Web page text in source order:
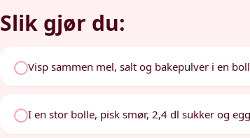
Slik gjør du:
Visp sammen mel, salt og bakepulver i en
I en stor bolle, pisk smør, 2,4 dl sukker og